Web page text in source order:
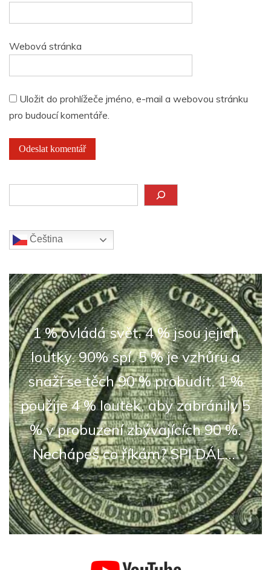
Webová stránka
Uložit do prohlížeče jméno, e-mail a webovou stránku
pro budoucí komentáře.
Čeština‎
1 % ovládá svět. 4 % jsou jejich
loutky. 90% spí. 5 % je vzhůru a
snaží se těch 90 % probudit. 1 %
použije 4 % loutek, aby zabránily 5
% v probuzení zbývajících 90 %.
Nechápeš co říkám? SPI DÁL...